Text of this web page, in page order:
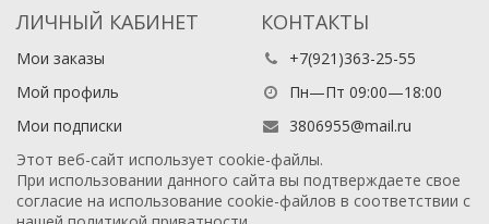
ЛИЧНЫЙ КАБИНЕТ
Мои заказы
Мой профиль
Мои подписки
КОНТАКТЫ
+7(921)363-25-55
Пн—Пт 09:00—18:00
3806955@mail.ru
Этот веб-сайт использует cookie-файлы.
При использовании данного сайта вы подтверждаете свое
согласие на использование cookie-файлов в соответствии с